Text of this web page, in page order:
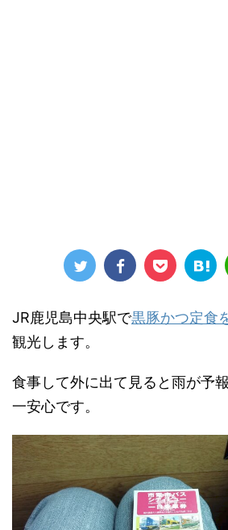
JR鹿児島中央駅で黒豚かつ定食
観光します。
食事して外に出て見ると雨が予
一安心です。